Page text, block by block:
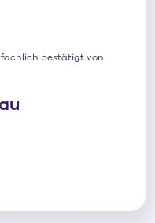
bestätigt von: